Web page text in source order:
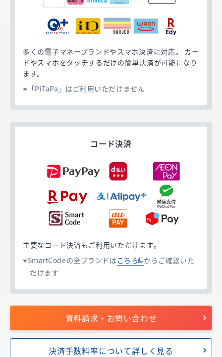
多くの電子マネーブランドやスマホ決済に対応。 カー
ドやスマホをタッチするだけの簡単決済が可能になり
ます。
「PiTaPa」はご利用いただけません
コード決済
主要なコード決済もご利用いただけます。
SmartCodeの全ブランドは こちら からご確認いた
だけます
資料請求・お問い合わせ
決済手数料率について詳しく見る